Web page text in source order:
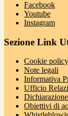
Facebook
Youtube
Instagram
Sezione Link
Cookie policy
Note legali
Informativa
Ufficio
Obiettivi di